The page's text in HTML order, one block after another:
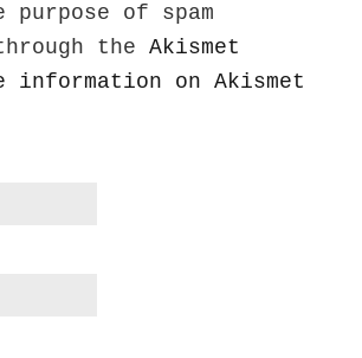
of spam
the Akismet
information on Akismet